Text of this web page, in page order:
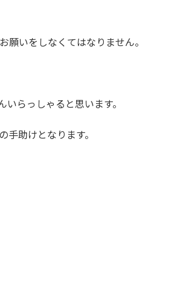
願いをしなくてはなりません。
らっしゃると思います。
助けとなります。